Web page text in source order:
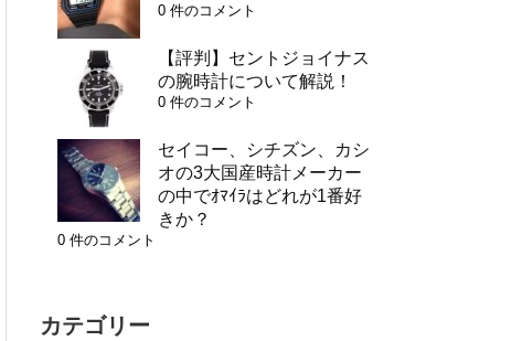
0 件のコメント
【評判】セントジョイナス
の腕時計について解説！
0 件のコメント
セイコー、シチズン、カシ
オの3大国産時計メーカー
の中でｵﾏｲﾗはどれが1番好
きか？
0 件のコメント
カテゴリー